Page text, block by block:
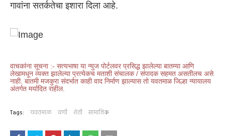
गावांना सतर्कतेचा इशारा दिला आहे.
वाचकांना सूचना :- सत्यभाषा या न्युज पोर्टलवर प्रसिद्ध झालेल्या बातम्या आणि
लेखामधून व्यक्त झालेल्या प्रत्येकच मताशी संचालक / संपादक सहमत असतीलच असे
नाही. बातमी मजकुरा संदर्भात काही वाद निर्माण झाल्यास तो यवतमाळ जिल्हा न्यायालय
अंतर्गत मर्यादित राहील.
Tags: यवतमाळ वणी शेती सामाजिक